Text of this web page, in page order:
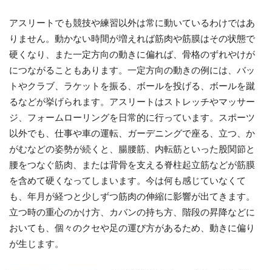
アスリートでも競技や練習以外は常に動いているわけではあ
りません。動かない時間が増えれば筋肉や筋膜はその状態で
硬くなり、また一定方向の動きに偏れば、骨格のずれやけが
につながることもあります。一定方向の動きの例には、バッ
トやクラブ、ラケットを振る、ボールを投げる、ボールを蹴
るなどが挙げられます。アスリートはストレッチやマッサー
ジ、フォームローリングを日常的に行っています。スポーツ
以外でも、仕事や車の運転、ガーデニングで座る、立つ、か
がむなどの姿勢が続くと、腸腰筋、内転筋といった股関節と
腰をつなぐ筋肉、または背骨を支える脊柱起立筋などが筋膜
を含めて硬くなってしまいます。今は何も感じていなくて
も、年月が経つと少しずつ筋肉の伸縮に影響が出てきます。
立つ時の重心のかけ方、カバンの持ち方、階段の昇降などに
おいても、個々のクセや足の運び方があるため、動きに偏り
が生じます。